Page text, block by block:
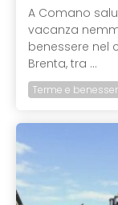
A Comano
vacanza
benessere nel
Brenta, tra ...
Terme e